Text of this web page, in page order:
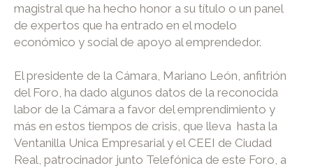
magistral que ha hecho honor a su título o un panel
de expertos que ha entrado en el modelo
económico y social de apoyo al emprendedor.
El presidente de la Cámara, Mariano León, anfitrión
del Foro, ha dado algunos datos de la reconocida
labor de la Cámara a favor del emprendimiento y
más en estos tiempos de crisis, que lleva hasta la
Ventanilla Unica Empresarial y el CEEI de Ciudad
Real, patrocinador junto Telefónica de este Foro, a